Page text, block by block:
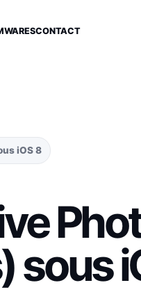
CONTACT
iOS 8
sous